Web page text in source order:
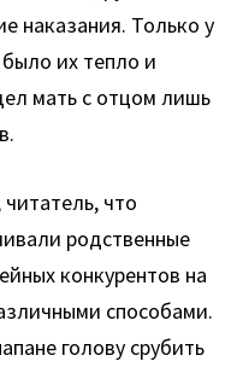
наказания. Только у
их тепло и
мать с отцом лишь
что
родственные
конкурентов на
способами.
голову срубить